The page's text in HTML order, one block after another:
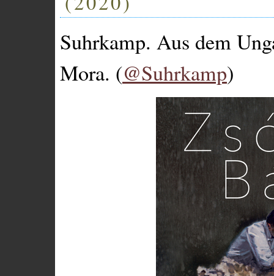
Suhrkamp. Aus dem
Mora. (@Suhrkamp)